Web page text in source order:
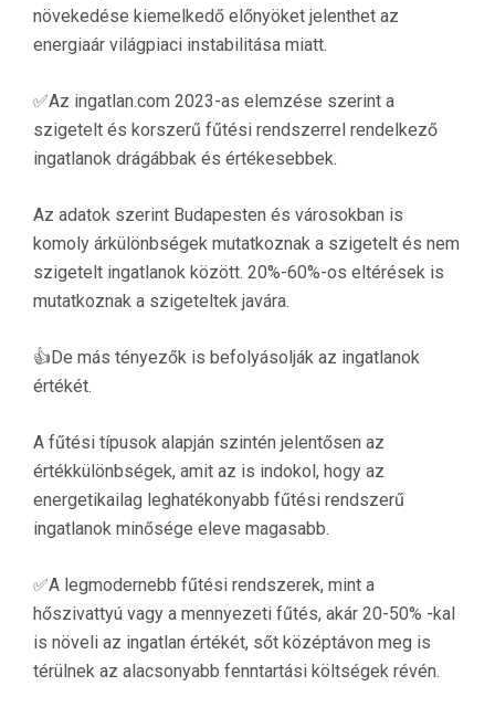
növekedése kiemelkedő előnyöket jelenthet az
energiaár világpiaci instabilitása miatt.
✅Az ingatlan.com 2023-as elemzése szerint a
szigetelt és korszerű fűtési rendszerrel rendelkező
ingatlanok drágábbak és értékesebbek.
Az adatok szerint Budapesten és városokban is
komoly árkülönbségek mutatkoznak a szigetelt és nem
szigetelt ingatlanok között. 20%-60%-os eltérések is
mutatkoznak a szigeteltek javára.
👍De más tényezők is befolyásolják az ingatlanok
értékét.
A fűtési típusok alapján szintén jelentősen az
értékkülönbségek, amit az is indokol, hogy az
energetikailag leghatékonyabb fűtési rendszerű
ingatlanok minősége eleve magasabb.
✅A legmodernebb fűtési rendszerek, mint a
hőszivattyú vagy a mennyezeti fűtés, akár 20-50% -kal
is növeli az ingatlan értékét, sőt középtávon meg is
térülnek az alacsonyabb fenntartási költségek révén.